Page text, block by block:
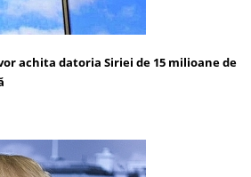
achita datoria Siriei de 15 milioane de